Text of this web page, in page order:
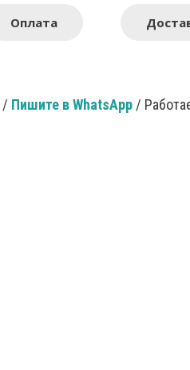
Оплата
/ Пишите в WhatsApp /